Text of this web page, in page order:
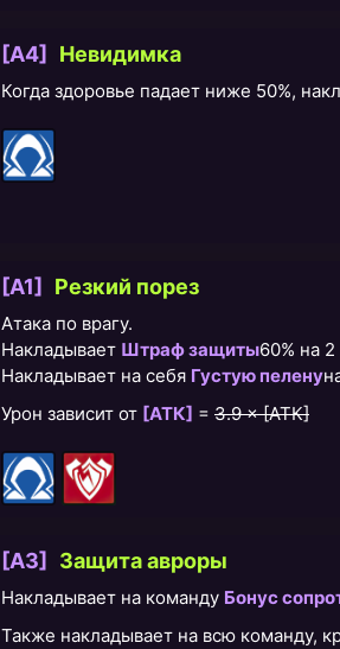
[A4] Невидимка
Когда здоровье падает ниже 50%,
[A1] Резкий порез
Атака по врагу.
Накладывает Штраф защиты60% на 2
Накладывает на себя Густую пелену
Урон зависит от [АТК] = 3.9 × [АТК]
[A3] Защита авроры
Накладывает на команду Бонус
Также накладывает на всю команду,